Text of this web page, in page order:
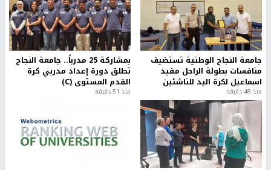
جامعة النجاح الوطنية تستضيف
منافسات بطولة الراحل مفيد
اسماعيل لكرة اليد للناشئين
منذ 48 دقيقة
بمشاركة 25 مدرباً.. جامعة النجاح
تطلق دورة إعداد مدربي كرة
القدم المستوى (C)
منذ 51 دقيقة